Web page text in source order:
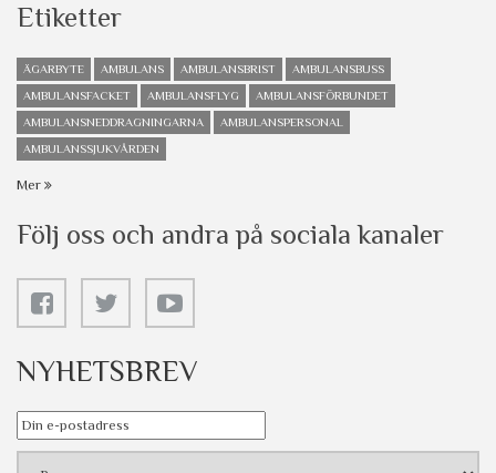
Etiketter
ÄGARBYTE AMBULANS AMBULANSBRIST
AMBULANSBUSS
AMBULANSFACKET
AMBULANSFLYG
AMBULANSFÖRBUNDET
AMBULANSNEDDRAGNINGARNA
AMBULANSPERSONAL
AMBULANSSJUKVÅRDEN
Mer
Följ oss och andra på sociala kanaler
NYHETSBREV